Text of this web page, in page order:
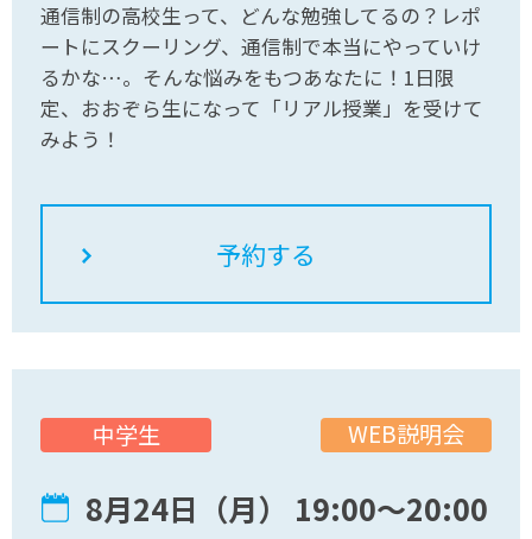
通信制の高校生って、どんな勉強してるの？レポ
ートにスクーリング、通信制で本当にやっていけ
るかな…。そんな悩みをもつあなたに！1日限
定、おおぞら生になって「リアル授業」を受けて
みよう！
WEB説明会
8月24日（月） 19:00〜20:00
中学生